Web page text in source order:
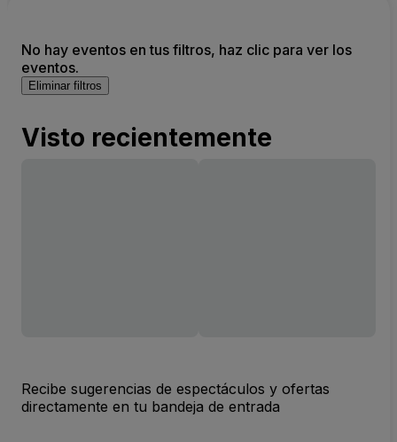
No hay eventos en tus filtros, haz clic para ver los
eventos.
Eliminar filtros
Visto recientemente
Recibe sugerencias de espectáculos y ofertas
directamente en tu bandeja de entrada